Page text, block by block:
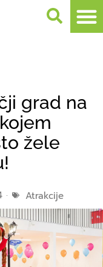
grad na
žele
Atrakcije